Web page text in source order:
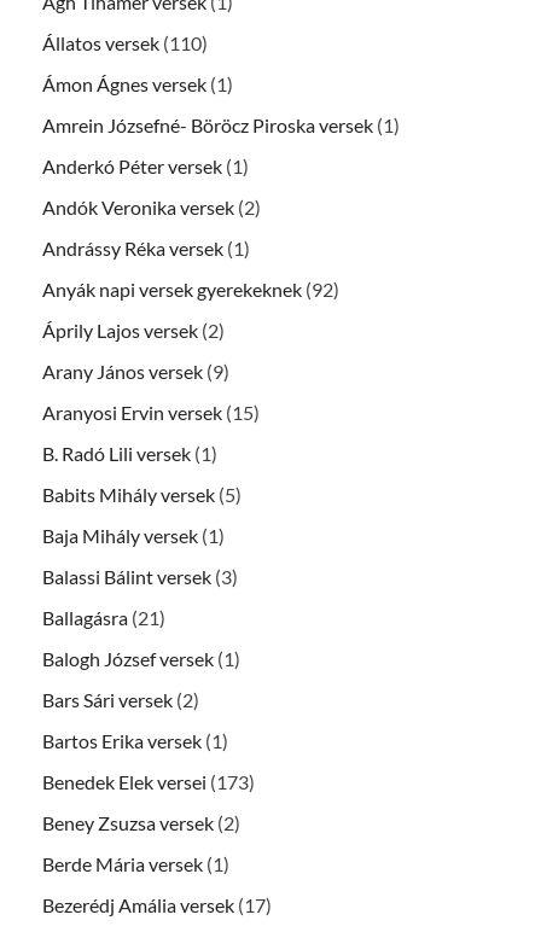
Állatos versek (110)
Ámon Ágnes versek (1)
Amrein Józsefné- Böröcz Piroska versek (1)
Anderkó Péter versek (1)
Andók Veronika versek (2)
Andrássy Réka versek (1)
Anyák napi versek gyerekeknek (92)
Áprily Lajos versek (2)
Arany János versek (9)
Aranyosi Ervin versek (15)
B. Radó Lili versek (1)
Babits Mihály versek (5)
Baja Mihály versek (1)
Balassi Bálint versek (3)
Ballagásra (21)
Balogh József versek (1)
Bars Sári versek (2)
Bartos Erika versek (1)
Benedek Elek versei (173)
Beney Zsuzsa versek (2)
Berde Mária versek (1)
Bezerédj Amália versek (17)